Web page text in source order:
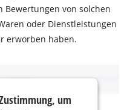
von solchen
oder Dienstleistungen
erworben haben.
um